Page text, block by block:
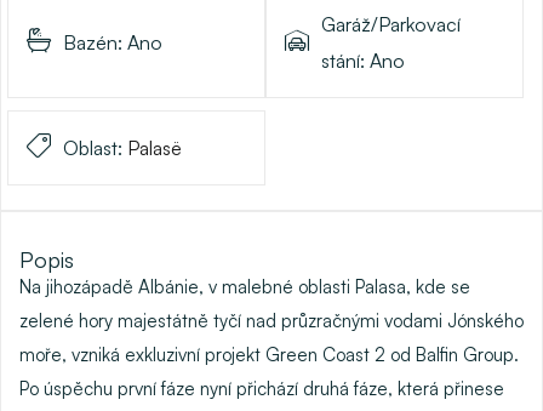
Bazén: Ano
Garáž/Parkovací
stání: Ano
Oblast: Palasë
Popis
Na jihozápadě Albánie, v malebné oblasti Palasa, kde se
zelené hory majestátně tyčí nad průzračnými vodami Jónského
moře, vzniká exkluzivní projekt Green Coast 2 od Balfin Group.
Po úspěchu první fáze nyní přichází druhá fáze, která přinese